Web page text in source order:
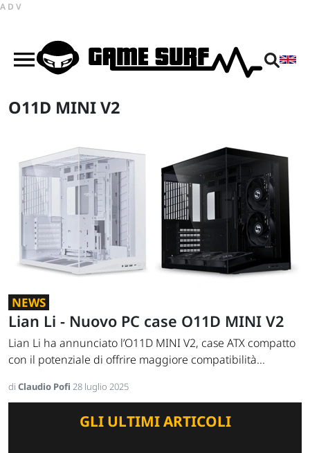
ADV
O11D MINI V2
NEWS
Lian Li - Nuovo PC case O11D MINI V2
Lian Li ha annunciato l’O11D MINI V2, case ATX compatto
con il potenziale di offrire maggiore compatibilità...
di Claudio Pofi 28 luglio 2025
GLI ULTIMI ARTICOLI